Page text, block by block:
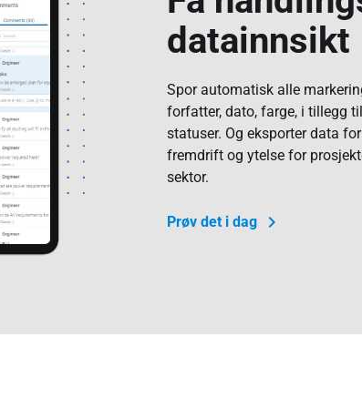
datainnsikt
Spor automatisk alle
forfatter, dato, farge, i tillegg
statuser. Og eksporter data
fremdrift og ytelse for
sektor.
Prøv det i dag